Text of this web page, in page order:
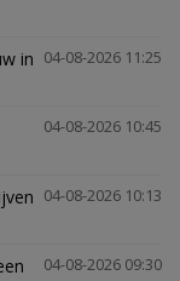
04-08-2026 11:25
in
04-08-2026 10:45
04-08-2026 10:13
04-08-2026 09:30